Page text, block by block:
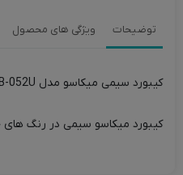
توضیحات ویژگی های محصول
کیبورد سیمی میکاسو مدل KB-052U
کیبورد میکاسو سیمی در رنگ های